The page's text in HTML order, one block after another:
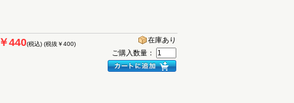
￥440(税込) (税抜￥400)
在庫あり
ご購入数量：